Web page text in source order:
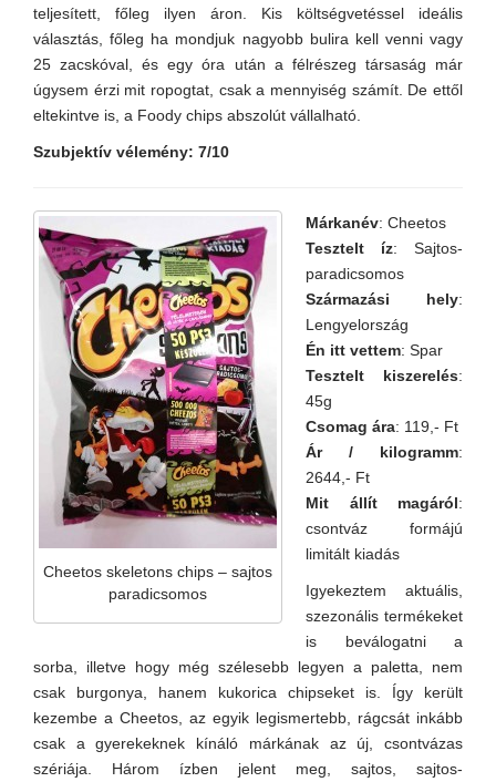
teljesített, főleg ilyen áron. Kis költségvetéssel ideális
választás, főleg ha mondjuk nagyobb bulira kell venni vagy
25 zacskóval, és egy óra után a félrészeg társaság már
úgysem érzi mit ropogtat, csak a mennyiség számít. De ettől
eltekintve is, a Foody chips abszolút vállalható.
Szubjektív vélemény: 7/10
Cheetos skeletons chips – sajtos
paradicsomos
Márkanév: Cheetos
Tesztelt íz: Sajtos-
paradicsomos
Származási hely:
Lengyelország
Én itt vettem: Spar
Tesztelt kiszerelés:
45g
Csomag ára: 119,- Ft
Ár / kilogramm:
2644,- Ft
Mit állít magáról:
csontváz formájú
limitált kiadás
Igyekeztem aktuális,
szezonális termékeket
is beválogatni a
sorba, illetve hogy még szélesebb legyen a paletta, nem
csak burgonya, hanem kukorica chipseket is. Így került
kezembe a Cheetos, az egyik legismertebb, rágcsát inkább
csak a gyerekeknek kínáló márkának az új, csontvázas
szériája. Három ízben jelent meg, sajtos, sajtos-